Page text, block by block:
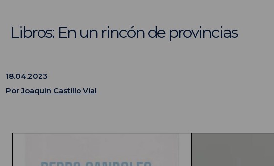
Libros: En un rincón de provincias
18.04.2023
PorJoaquín Castillo Vial